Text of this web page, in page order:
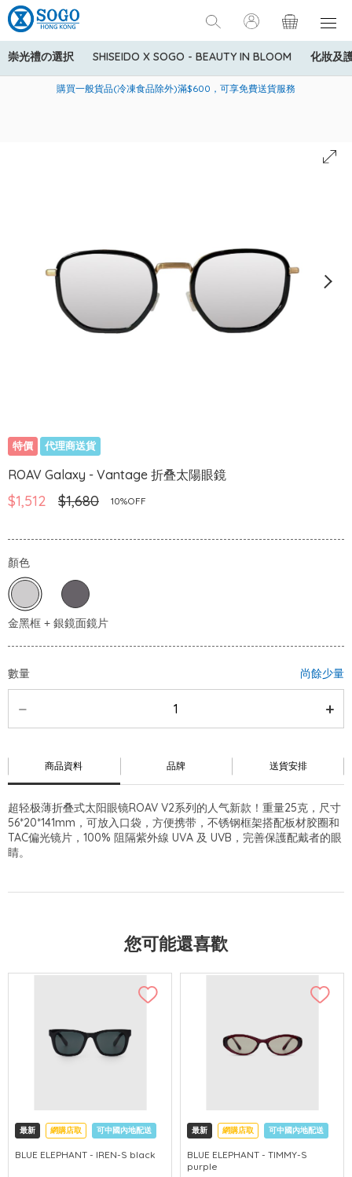
崇光禮の選択 SHISEIDO X SOGO - BEAUTY IN BLOOM 化妝及
美國運通Explorer®信用卡會員購物禮遇：高達5%簽賬回贈！
購買一般貨品(冷凍食品除外)滿$600，可享免費送貨服務
寄送中國內地服務只適用於指定商品，若訂單金額少於HK$600(折
特價 代理商送貨
ROAV Galaxy - Vantage 折叠太陽眼鏡
$1,512 $1,680 10%OFF
顏色
數量 尚餘少量
商品資料 品牌 送貨安排
超轻极薄折叠式太阳眼镜ROAV V2系列的人气新款！重量25克，尺寸
56*20*141mm，可放入口袋，方便携带，不锈钢框架搭配板材胶圈和
TAC偏光镜片，100% 阻隔紫外線 UVA 及 UVB，完善保護配戴者的眼
睛。
您可能還喜歡
最新 網購店取 可中國內地配送
BLUE ELEPHANT - IREN-S black
最新 網購店取 可中國內地配送
BLUE ELEPHANT - TIMMY-S
purple